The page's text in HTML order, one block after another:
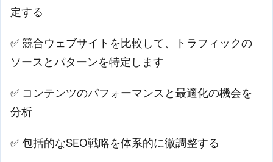
定する
✅ 競合ウェブサイトを比較して、トラフィックの
ソースとパターンを特定します
✅ コンテンツのパフォーマンスと最適化の機会を
分析
✅ 包括的なSEO戦略を体系的に微調整する